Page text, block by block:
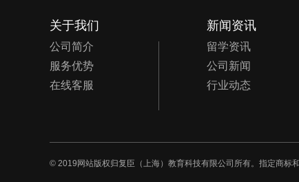
关于我们
公司简介
服务优势
在线客服
新闻资讯
留学资讯
公司新闻
行业动态
© 2019网站版权归复臣（上海）教育科技有限公司所有。指定商标